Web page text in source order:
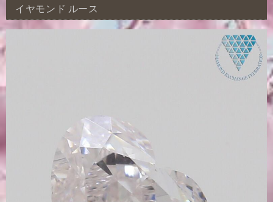
イヤモンド ルース